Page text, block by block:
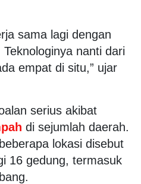
sama lagi dengan
nanti dari
empat di situ,” ujar
serius akibat
di sejumlah daerah.
lokasi disebut
16 gedung, termasuk